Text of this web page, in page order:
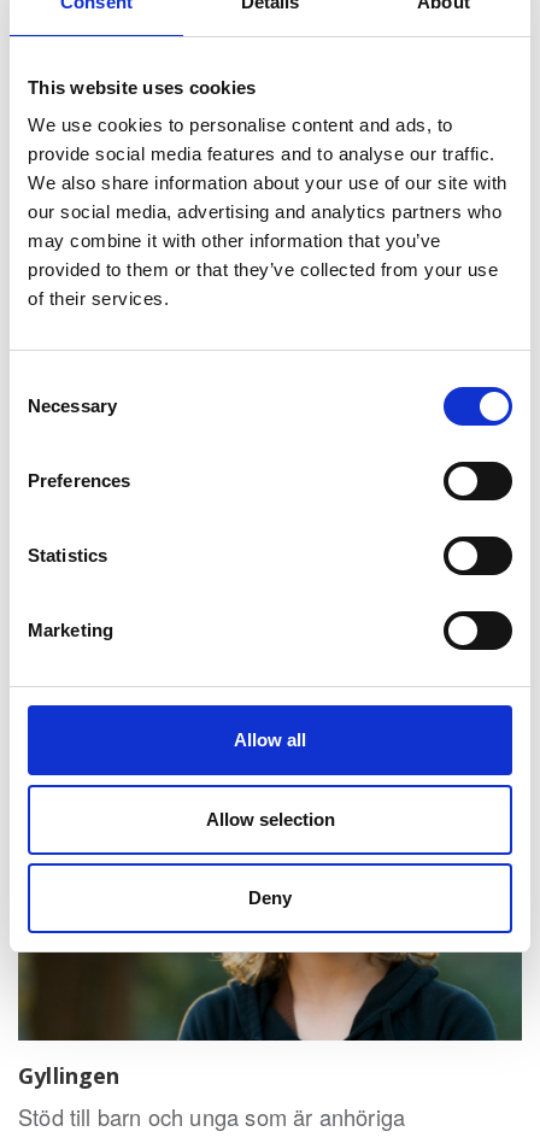
This website uses cookies
We use cookies to personalise content and ads, to
provide social media features and to analyse our traffic.
We also share information about your use of our site with
our social media, advertising and analytics partners who
may combine it with other information that you’ve
provided to them or that they’ve collected from your use
of their services.
Selection
Necessary
Preferences
Statistics
Marketing
Allow all
Allow selection
Deny
Boende
Vi erbjuder olika boendeformer
Välkommen till oss
Gyllingen
Stöd till barn och unga som är anhöriga